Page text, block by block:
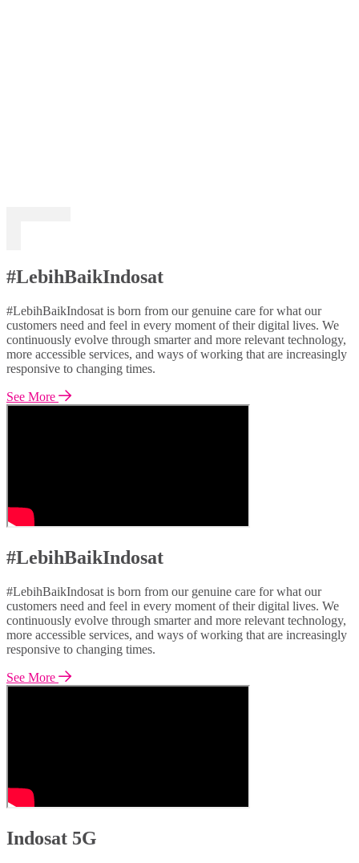
#LebihBaikIndosat
#LebihBaikIndosat is born from our genuine care for what our
customers need and feel in every moment of their digital lives. We
continuously evolve through smarter and more relevant technology,
more accessible services, and ways of working that are increasingly
responsive to changing times.
See More
#LebihBaikIndosat
#LebihBaikIndosat is born from our genuine care for what our
customers need and feel in every moment of their digital lives. We
continuously evolve through smarter and more relevant technology,
more accessible services, and ways of working that are increasingly
responsive to changing times.
See More
Indosat 5G